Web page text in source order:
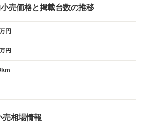
売価格と掲載台数の推移
円
円
売相場情報